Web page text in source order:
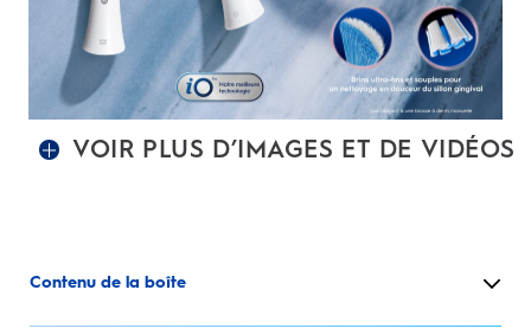
VOIR PLUS D’IMAGES ET DE VIDÉOS
Contenu de la boîte